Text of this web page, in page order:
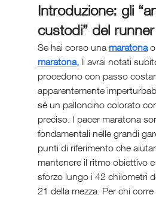
Introduzione: gli
custodi” del runner
Se hai corso una maratona o
maratona, li avrai notati
procedono con passo
apparentemente
sé un palloncino colorato
preciso. I pacer maratona
fondamentali nelle grandi
punti di riferimento che
mantenere il ritmo obiettivo
sforzo lungo i 42 chilometri
21 della mezza. Per chi